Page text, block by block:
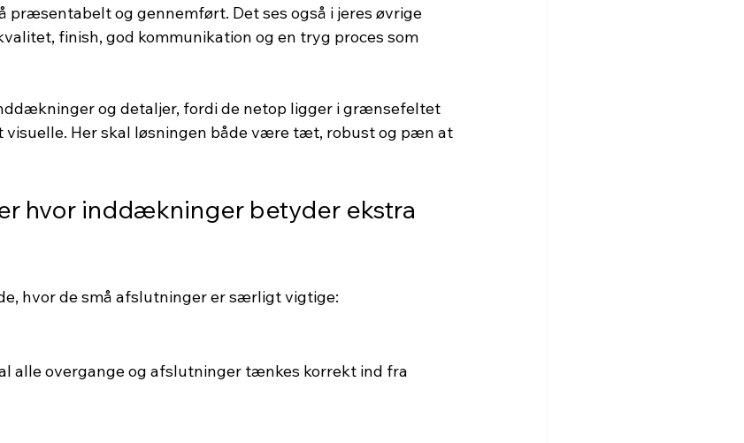
og gennemført. Det ses også i jeres øvrige
finish, god kommunikation og en tryg proces som
og detaljer, fordi de netop ligger i grænsefeltet
visuelle. Her skal løsningen både være tæt, robust og pæn at
hvor inddækninger betyder ekstra
hvor de små afslutninger er særligt vigtige:
alle overgange og afslutninger tænkes korrekt ind fra